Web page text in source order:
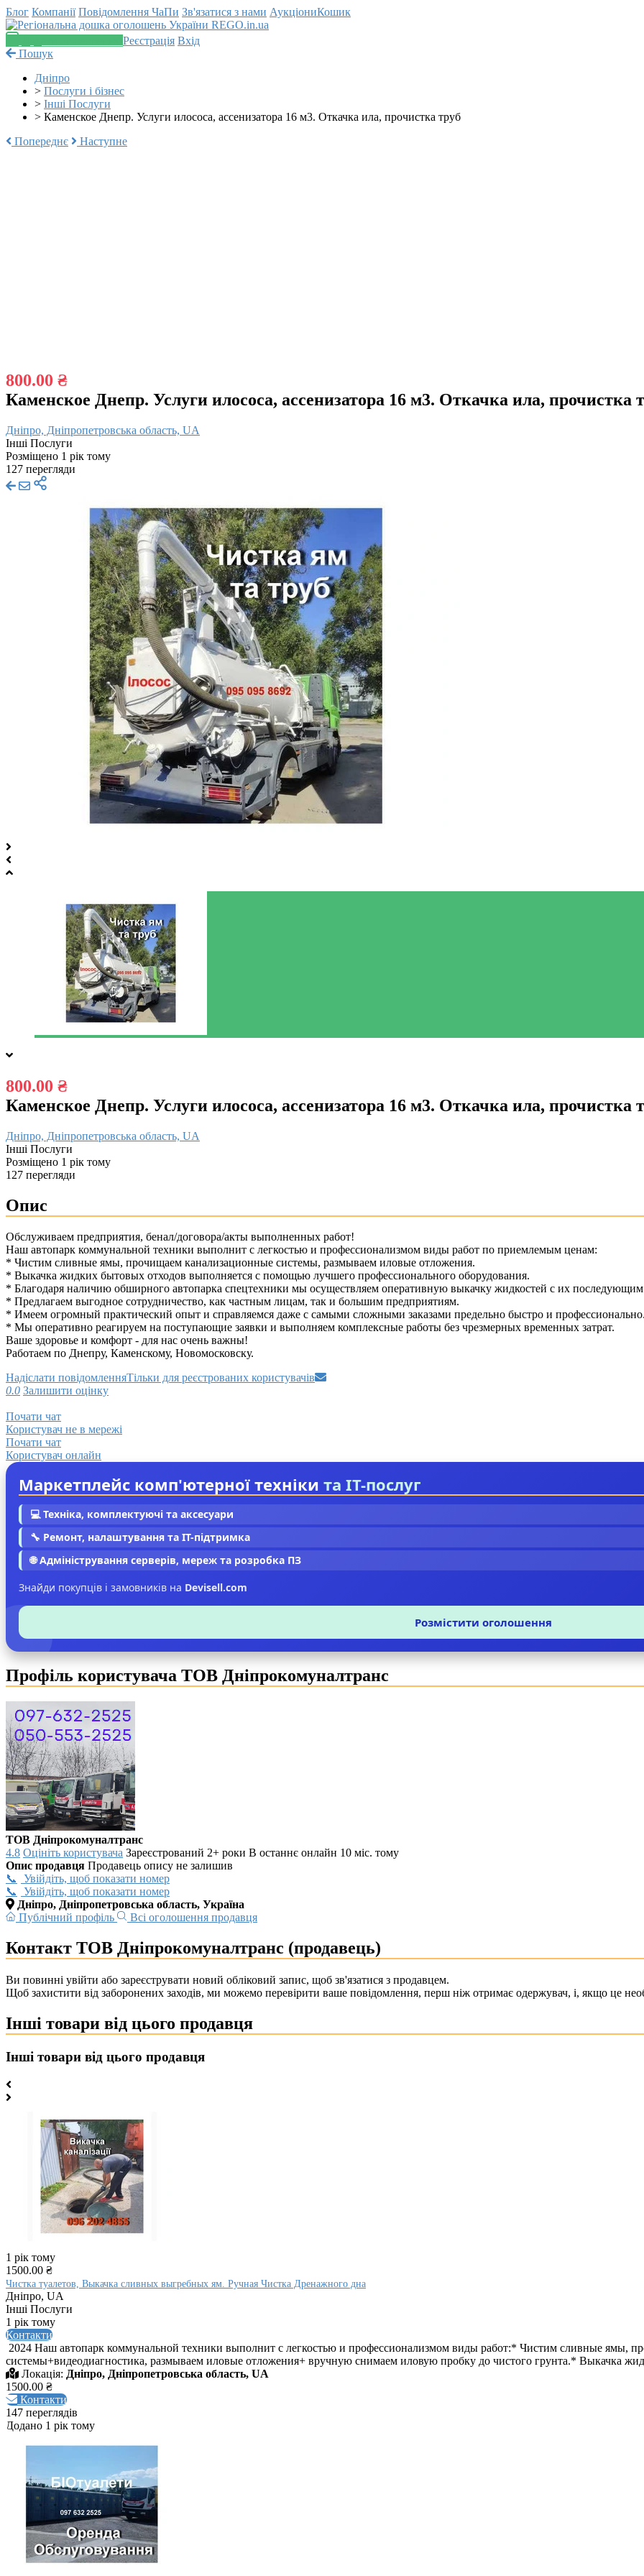
Блог Компанії Повідомлення ЧаПи Зв'язатися з нами АукціониКошик
Реєстрація Вхід
Пошук
Дніпро
> Послуги і бізнес
> Інші Послуги
> Каменское Днепр. Услуги илососа, ассенизатора 16 м3. Откачка ила, прочистка труб
Попереднє
Наступне
800.00 ₴
Каменское Днепр. Услуги илососа, ассенизатора 16 м3. Откачка ила, прочистка
Дніпро, Дніпропетровська область, UA
Інші Послуги
Розміщено 1 рік тому
127 перегляди
800.00 ₴
Каменское Днепр. Услуги илососа, ассенизатора 16 м3. Откачка ила, прочистка
Дніпро, Дніпропетровська область, UA
Інші Послуги
Розміщено 1 рік тому
127 перегляди
Опис
Обслуживаем предприятия, бенал/договора/акты выполненных работ!
Наш автопарк коммунальной техники выполнит с легкостью и профессионализмом виды работ по приемлемым ценам:
* Чистим сливные ямы, прочищаем канализационные системы, размываем иловые отложения.
* Выкачка жидких бытовых отходов выполняется с помощью лучшего профессионального оборудования.
* Благодаря наличию обширного автопарка спецтехники мы осуществляем оперативную выкачку жидкостей с их
* Предлагаем выгодное сотрудничество, как частным лицам, так и большим предприятиям.
* Имеем огромный практический опыт и справляемся даже с самыми сложными заказами предельно быстро и
* Мы оперативно реагируем на поступающие заявки и выполняем комплексные работы без чрезмерных временных затрат.
Ваше здоровье и комфорт - для нас очень важны!
Работаем по Днепру, Каменскому, Новомосковску.
Надіслати повідомленняТільки для реєстрованих користувачів
0.0 Залишити оцінку
Почати чат
Користувач не в мережі
Почати чат
Користувач онлайн
Маркетплейс комп'ютерної техніки та IT-послуг
💻 Техніка, комплектуючі та аксесуари
🔧 Ремонт, налаштування та IT-підтримка
🌐 Адміністрування серверів, мереж та розробка ПЗ
Знайди покупців і замовників на Devisell.com
Розмістити оголошення
Профіль користувача ТОВ Дніпрокомуналтранс
ТОВ Дніпрокомуналтранс
4.8 Оцініть користувача Зареєстрований 2+ роки В останнє онлайн 10 міс. тому
Опис продавця Продавець опису не залишив
Увійдіть, щоб показати номер
Увійдіть, щоб показати номер
Дніпро, Дніпропетровська область, Україна
Публічний профіль
Всі оголошення продавця
Контакт ТОВ Дніпрокомуналтранс (продавець)
Ви повинні увійти або зареєструвати новий обліковий запис, щоб зв'язатися з продавцем.
Щоб захистити від заборонених заходів, ми можемо перевірити ваше повідомлення, перш ніж отримає одержувач, і, якщо це
Інші товари від цього продавця
Інші товари від цього продавця
1 рік тому
1500.00 ₴
Чистка туалетов, Выкачка сливных выгребных ям. Ручная Чистка Дренажного дна
Дніпро, UA
Інші Послуги
1 рік тому
Контакти
2024 Наш автопарк коммунальной техники выполнит с легкостью и профессионализмом виды работ:* Чистим сливные ямы,
системы+видеодиагностика, размываем иловые отложения+ вручную снимаем иловую пробку до чистого грунта.* Выкачка
Локація: Дніпро, Дніпропетровська область, UA
1500.00 ₴
Контакти
147 переглядів
Додано 1 рік тому